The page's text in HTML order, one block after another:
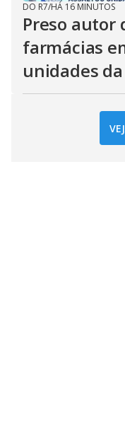
DO R7/HÁ 16 MINUTOS
Preso autor
farmácias
unidades